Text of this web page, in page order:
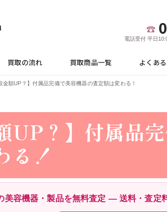
電話受付 平日
買取の流れ 買取商品一覧 よくあ
金額UP？】付属品完備で美容機器の査定額は変わる！
UP？】付属品
る！
美容機器・製品を無料査定 ― 送料・査定